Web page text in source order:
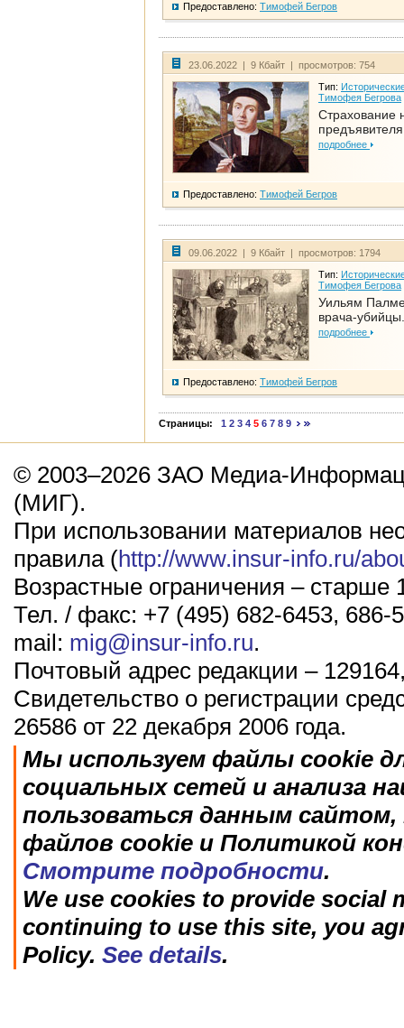
Предоставлено: Тимофей Бегров
23.06.2022 | 9 Кбайт | просмотров: 754
Тип:
Тимофея Бегрова
Страхование
предъявителя
подробнее
Предоставлено: Тимофей Бегров
09.06.2022 | 9 Кбайт | просмотров: 1794
Тип:
Тимофея Бегрова
Уильям
врача-
подробнее
Предоставлено: Тимофей Бегров
Страницы: 1 2 3 4 5 6 7 8 9
© 2003–2026 ЗАО Медиа-
(МИГ).
При использовании материалов
правила (http://www.insur-info.ru/
Возрастные ограничения – старше
Тел. / факс: +7 (495) 682-6453, 686-
mail: mig@insur-info.ru.
Почтовый адрес редакции –
Свидетельство о регистрации
26586 от 22 декабря 2006 года.
Мы используем файлы cookie
социальных сетей и анализа
пользоваться данным
файлов cookie и Политикой
Смотрите подробности.
We use cookies to provide social
continuing to use this site, you
Policy. See details.